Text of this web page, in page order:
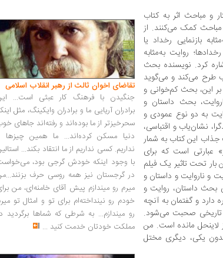
و مباحث اثر به کتاب
کمک می‌کنند. از
بازنمایی رخداد یا
روایت به‌مثابه
کرد. نویسنده بحث
طرح می‌کند و می‌گوید
این، بحث کم‌خوانی و
بحث داستان و
به دو نوع عمودی و
نشان‌یاب و اقتباسی،
جذاب این کتاب به شمار
عبارتی است که برای
تحت تاثیر یک فیلم
و ناروایت و داستان و
داستان، روایت و
دارد و گفتمان به آنچه
تاریخی صحبت می‌شود.
لاینحل مانده است. من
یکی، دیگری مختل
تقاضای اخوان ثالث از رهبر انقلاب اسلامی
جنگیدن با فرهنگ کار عبثی است...
برادران آریایی ما و برادران وایکینگ، مثل
سحرخیزتر از ما بوده‌اند و رفته‌اند جاهای
دنیا مسکن کرده‌اند... ما همین چیزها
نداریم. کسی نداریم از ما انتقاد بکند...
با وجود اینکه خودش گرجی بود،
در گرجستان نیز همه روسی حرف
میرم رو میندازم پیش آقای خامنه‌ای، من
خودم رو نینداخته‌ام برای تو و امثال تو
رو میندازم... به شرطی که شماها برگردید
مملکت خودتان خدمت کنید ...